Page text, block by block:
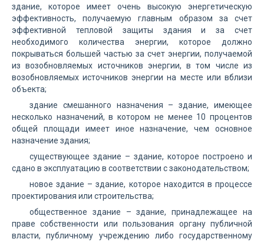
здание, которое имеет очень высокую энергетическую
эффективность, получаемую главным образом за счет
эффективной тепловой защиты здания и за счет
необходимого количества энергии, которое должно
покрываться большей частью за счет энергии, получаемой
из возобновляемых источников энергии, в том числе из
возобновляемых источников энергии на месте или вблизи
объекта;
здание смешанного назначения – здание, имеющее
несколько назначений, в котором не менее 10 процентов
общей площади имеет иное назначение, чем основное
назначение здания;
существующее здание – здание, которое построено и
сдано в эксплуатацию в соответствии с законодательством;
новое здание – здание, которое находится в процессе
проектирования или строительства;
общественное здание – здание, принадлежащее на
праве собственности или пользования органу публичной
власти, публичному учреждению либо государственному